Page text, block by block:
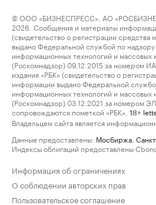
© ООО «БИЗНЕСПРЕСС», АО
2026. Сообщения и материалы
(свидетельство о регистрации
выдано Федеральной службой по надзору
информационных технологий и массовых
(Роскомнадзор) 09.12.2015 за номером
издания «РБК» (свидетельство о
информации выдано Федеральной
информационных технологий и массовых
(Роскомнадзор) 03.12.2021 за номером
сопровождаются пометкой «РБК».
18+
Владельцем сайта является
Данные предоставлены: Мосбиржа
Индексы облигаций предоставлены
Информация об ограничениях
О соблюдении авторских прав
Пользовательское соглашение